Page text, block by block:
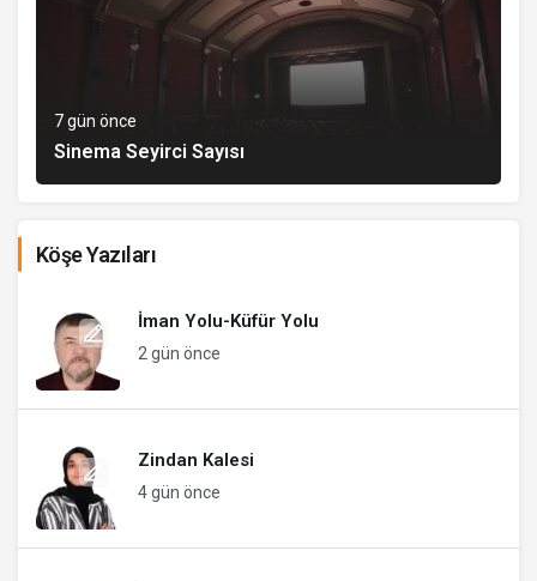
7 gün önce
Sinema Seyirci Sayısı
Köşe Yazıları
İman Yolu-Küfür Yolu
2 gün önce
Zindan Kalesi
4 gün önce